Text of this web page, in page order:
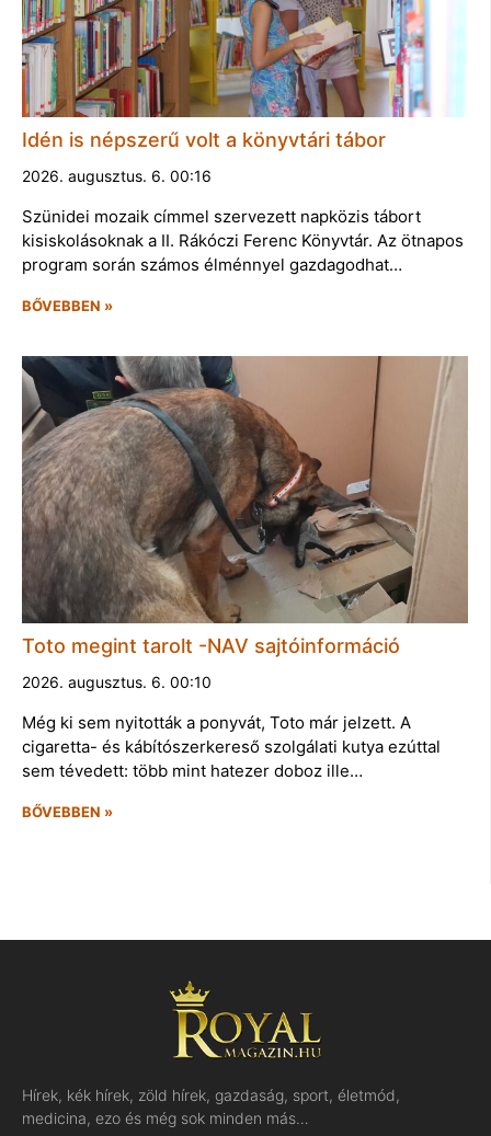
Idén is népszerű volt a könyvtári tábor
2026. augusztus. 6. 00:16
Szünidei mozaik címmel szervezett napközis tábort
kisiskolásoknak a II. Rákóczi Ferenc Könyvtár. Az ötnapos
program során számos élménnyel gazdagodhat…
BŐVEBBEN »
Toto megint tarolt -NAV sajtóinformáció
2026. augusztus. 6. 00:10
Még ki sem nyitották a ponyvát, Toto már jelzett. A
cigaretta- és kábítószerkereső szolgálati kutya ezúttal
sem tévedett: több mint hatezer doboz ille…
BŐVEBBEN »
Hírek, kék hírek, zöld hírek, gazdaság, sport, életmód,
medicina, ezo és még sok minden más…